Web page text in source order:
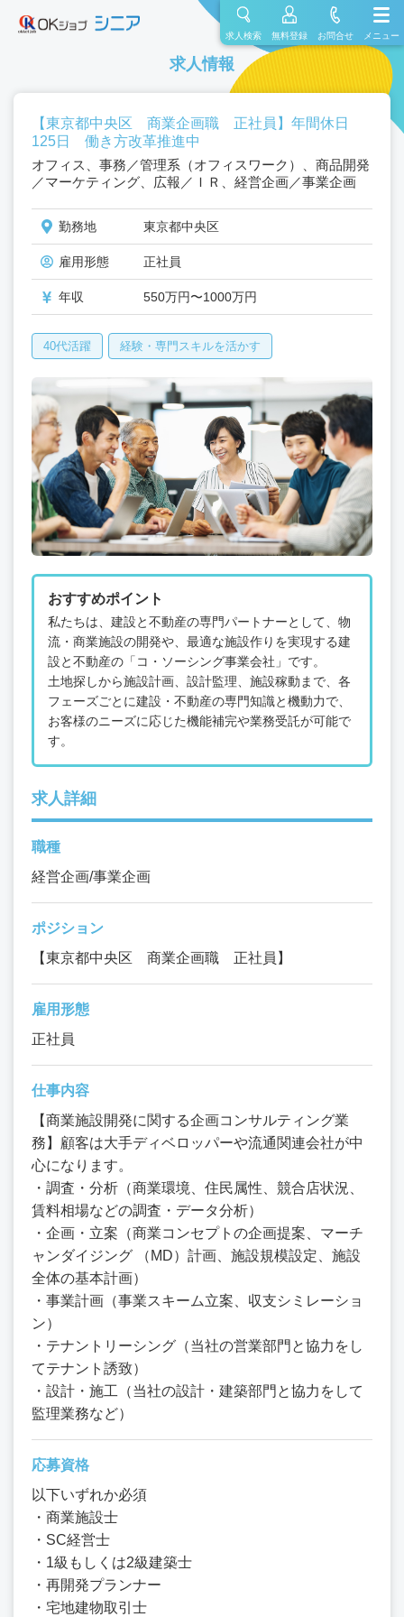
求人検索 無料登録 お問合せ メニュー
求人情報
【東京都中央区 商業企画職 正社員】年間休日
125日 働き方改革推進中
オフィス、事務／管理系（オフィスワーク）、商品開発
／マーケティング、広報／ＩＲ、経営企画／事業企画
勤務地 東京都中央区
雇用形態 正社員
年収 550万円〜1000万円
40代活躍 経験・専門スキルを活かす
おすすめポイント
私たちは、建設と不動産の専門パートナーとして、物
流・商業施設の開発や、最適な施設作りを実現する建
設と不動産の「コ・ソーシング事業会社」です。
土地探しから施設計画、設計監理、施設稼動まで、各
フェーズごとに建設・不動産の専門知識と機動力で、
お客様のニーズに応じた機能補完や業務受託が可能で
す。
求人詳細
職種
経営企画/事業企画
ポジション
【東京都中央区 商業企画職 正社員】
雇用形態
正社員
仕事内容
【商業施設開発に関する企画コンサルティング業
務】顧客は大手ディベロッパーや流通関連会社が中
心になります。
・調査・分析（商業環境、住民属性、競合店状況、
賃料相場などの調査・データ分析）
・企画・立案（商業コンセプトの企画提案、マーチ
ャンダイジング （MD）計画、施設規模設定、施設
全体の基本計画）
・事業計画（事業スキーム立案、収支シミレーショ
ン）
・テナントリーシング（当社の営業部門と協力をし
てテナント誘致）
・設計・施工（当社の設計・建築部門と協力をして
監理業務など）
応募資格
以下いずれか必須
・商業施設士
・SC経営士
・1級もしくは2級建築士
・再開発プランナー
・宅地建物取引士